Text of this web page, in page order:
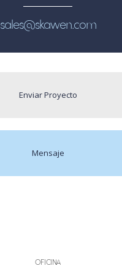
sales@skawen.com
Enviar Proyecto
Mensaje
OFICINA